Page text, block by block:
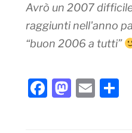
Avrò un 2007
raggiunti nell'anno
“buon 2006 a tutti”
F
M E